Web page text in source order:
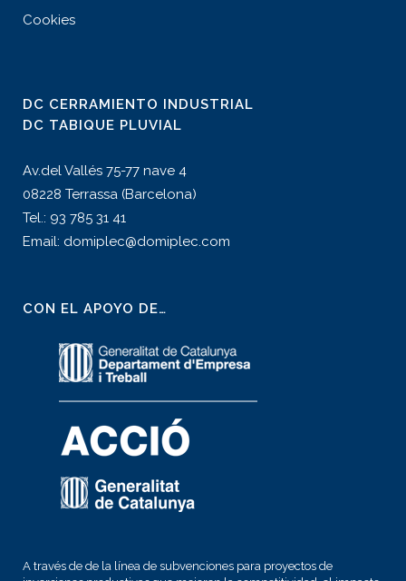
Cookies
DC CERRAMIENTO INDUSTRIAL
DC TABIQUE PLUVIAL
Av.del Vallés 75-77 nave 4
08228 Terrassa (Barcelona)
Tel.: 93 785 31 41
Email: domiplec@domiplec.com
CON EL APOYO DE…
A través de de la línea de subvenciones para proyectos de